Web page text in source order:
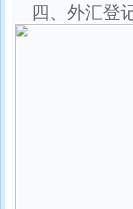
四、外汇登